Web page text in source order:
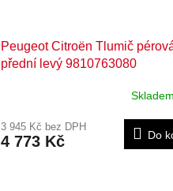
Peugeot Citroën Tlumič
přední levý 9810763080
Skladem
3 945 Kč bez DPH
4 773 Kč Do